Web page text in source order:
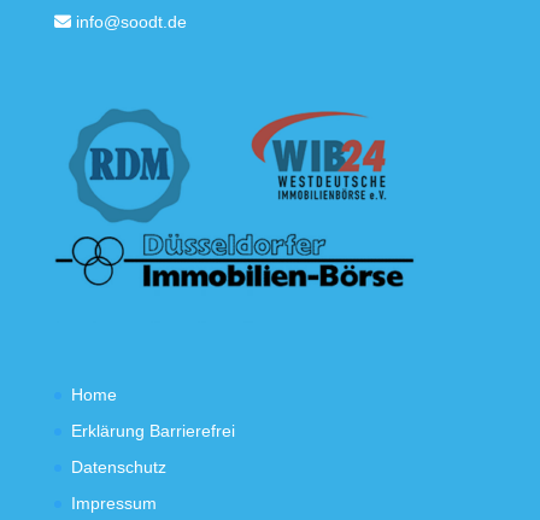
info@soodt.de
Home
Erklärung Barrierefrei
Datenschutz
Impressum